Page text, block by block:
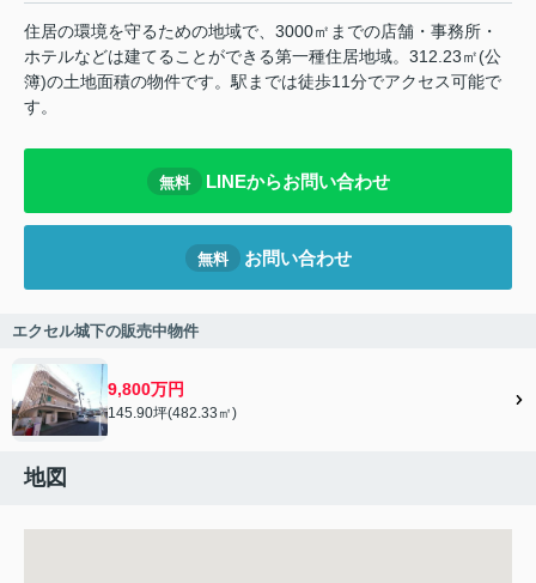
住居の環境を守るための地域で、3000㎡までの店舗・事務所・
ホテルなどは建てることができる第一種住居地域。312.23㎡(公
簿)の土地面積の物件です。駅までは徒歩11分でアクセス可能で
す。
無料 LINEからお問い合わせ
無料 お問い合わせ
エクセル城下の販売中物件
9,800万円
145.90坪(482.33㎡)
地図